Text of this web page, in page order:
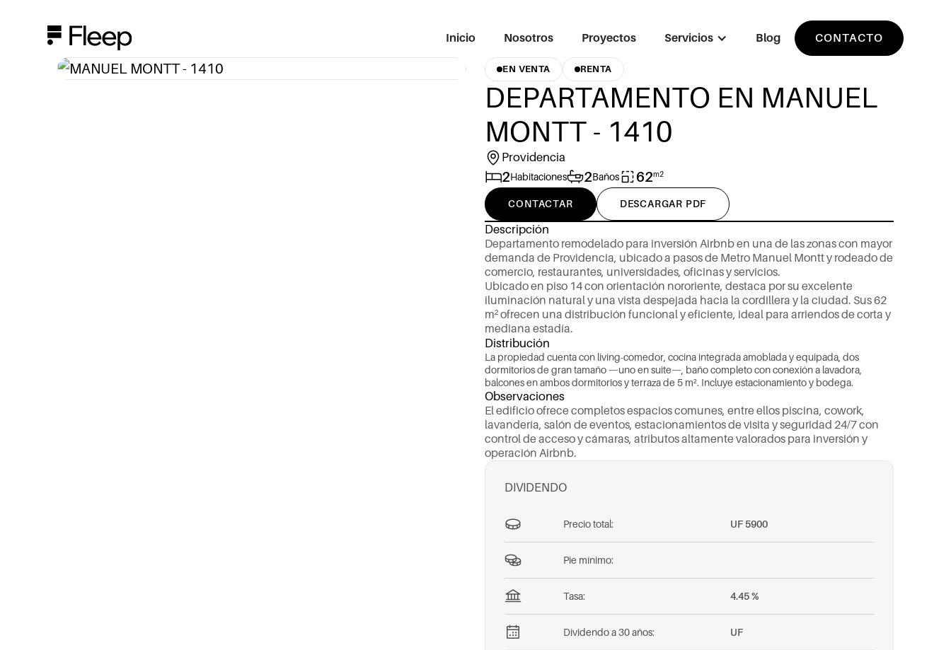
Inicio Nosotros Proyectos Servicios Blog CONTACTO
EN VENTA RENTA
DEPARTAMENTO EN MANUEL
MONTT - 1410
Providencia
2Habitaciones 2Baños 62m2
CONTACTAR DESCARGAR PDF
Descripción
Departamento remodelado para inversión Airbnben una de laszonascon mayor
demanda de Providencia, ubicadoa pasosde Metro Manuel Montty rodeadode
comercio, restaurantes, universidades, oficinasyservicios.
Ubicadoen piso 14con orientación nororiente, destaca porsu excelente
iluminación naturaly una vista despejada hacia la cordillera y la ciudad. Sus62
m²ofrecen una distribución funcionalyeficiente, ideal para arriendosdecorta y
mediana estadía.
Distribución
La propiedad cuenta con iving-comedor cocina integrada amob lada y equipada dos
dormitorios de gran tamaño —uno en suite— baño comp leto con conexión a lavadora
balcones en ambos dormitorios y terraza de 5 m². Inc uye estacionamiento y bodega.
Observaciones
Eledificioofrececompletosespacioscomunes, entreellos piscina, cowork,
lavandería, salón deeventos, estacionamientosdevisita yseguridad 24/7con
controldeaccesoycámaras, atributosaltamentevalorados para inversión y
operación Airbnb.
DIVIDENDO
Precio total: UF 5900
Pie mínimo:
Tasa: 4.45 %
Dividendo a 30 años: UF